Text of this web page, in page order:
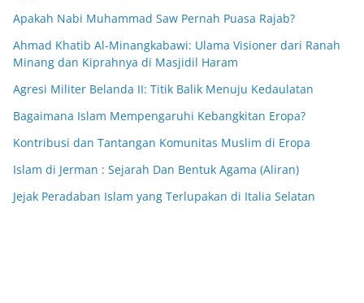
Apakah Nabi Muhammad Saw Pernah Puasa Rajab?
Ahmad Khatib Al-Minangkabawi: Ulama Visioner dari Ranah
Minang dan Kiprahnya di Masjidil Haram
Agresi Militer Belanda II: Titik Balik Menuju Kedaulatan
Bagaimana Islam Mempengaruhi Kebangkitan Eropa?
Kontribusi dan Tantangan Komunitas Muslim di Eropa
Islam di Jerman : Sejarah Dan Bentuk Agama (Aliran)
Jejak Peradaban Islam yang Terlupakan di Italia Selatan